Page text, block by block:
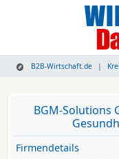
B2B-Wirtschaft.de
BGM-Solutions
Firmendetails